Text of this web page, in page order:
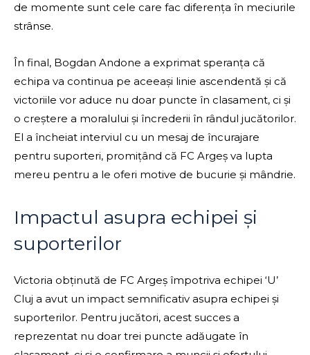
de momente sunt cele care fac diferența în meciurile
strânse.
În final, Bogdan Andone a exprimat speranța că
echipa va continua pe aceeași linie ascendentă și că
victoriile vor aduce nu doar puncte în clasament, ci și
o creștere a moralului și încrederii în rândul jucătorilor.
El a încheiat interviul cu un mesaj de încurajare
pentru suporteri, promițând că FC Argeș va lupta
mereu pentru a le oferi motive de bucurie și mândrie.
Impactul asupra echipei și
suporterilor
Victoria obținută de FC Argeș împotriva echipei ‘U’
Cluj a avut un impact semnificativ asupra echipei și
suporterilor. Pentru jucători, acest succes a
reprezentat nu doar trei puncte adăugate în